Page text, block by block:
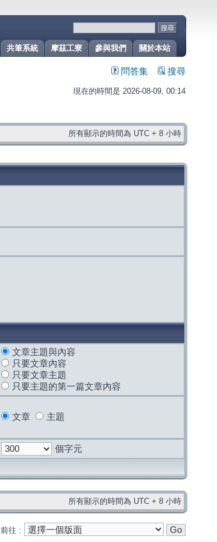
關於本站
參與我們
摩茲工寮
共筆系統
問答集 搜尋
現在的時間是 2026-08-09, 00:14
所有顯示的時間為 UTC + 8 小時
文章主題與內容
只要文章內容
只要文章主題
只要主題的第一篇文章內容
文章 主題
個字元
所有顯示的時間為 UTC + 8 小時
前往 :